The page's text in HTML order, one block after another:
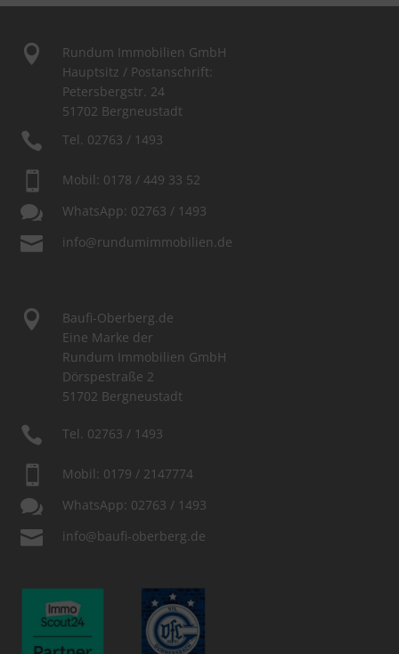

Rundum Immobilien GmbH
Hauptsitz / Postanschrift:
Petersbergstr. 24
51702 Bergneustadt
 Tel. 02763 / 1493
 Mobil: 0178 / 449 33 52
 WhatsApp: 02763 / 1493
 info@rundumimmobilien.de

Baufi-Oberberg.de
Eine Marke der
Rundum Immobilien GmbH
Dörspestraße 2
51702 Bergneustadt
 Tel. 02763 / 1493
 Mobil: 0179 / 2147774
 WhatsApp: 02763 / 1493
 info@baufi-oberberg.de